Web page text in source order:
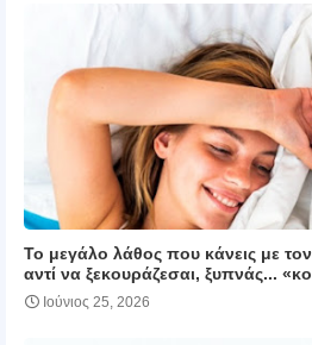
Το μεγάλο λάθος που κάνεις με
αντί να ξεκουράζεσαι, ξυπνάς...
Ιούνιος 25, 2026